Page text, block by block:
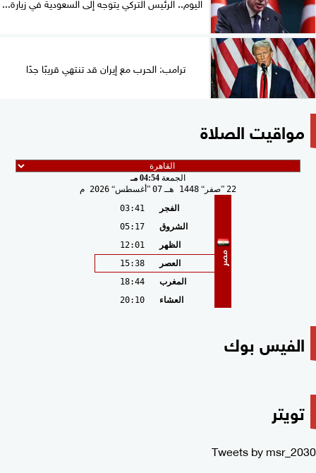
ترامب: الحرب مع إيران قد تنتهي قريبًا جدًا
مواقيت الصلاة
الجمعة 04:54 مـ
22 صفر 1448 هـ 07 أغسطس 2026 م
مصر
الفجر
03:41
الشروق
05:17
الظهر
12:01
العصر
15:38
المغرب
18:44
العشاء
20:10
الفيس بوك
تويتر
Tweets by msr_2030